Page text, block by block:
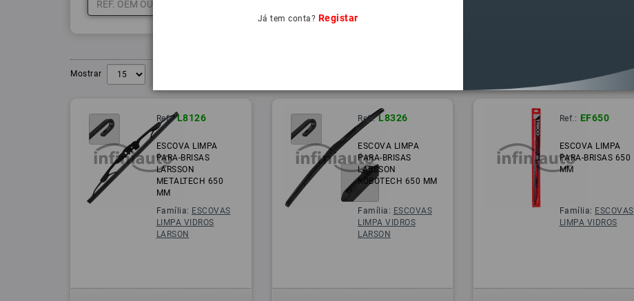
Já tem conta? Registar
Mostrar
Ref.: L8126
ESCOVA LIMPA
PARA-BRISAS
LARSSON
METALTECH 650
MM
Família: ESCOVAS
LIMPA VIDROS
LARSON
Ref.: L8326
ESCOVA LIMPA
PARA-BRISAS
LARSSON
ROBOTECH 650 MM
Família: ESCOVAS
LIMPA VIDROS
LARSON
Ref.: EF650
ESCOVA LIMPA
PARA-BRISAS 650
MM
Família: ESCOVAS
LIMPA VIDROS